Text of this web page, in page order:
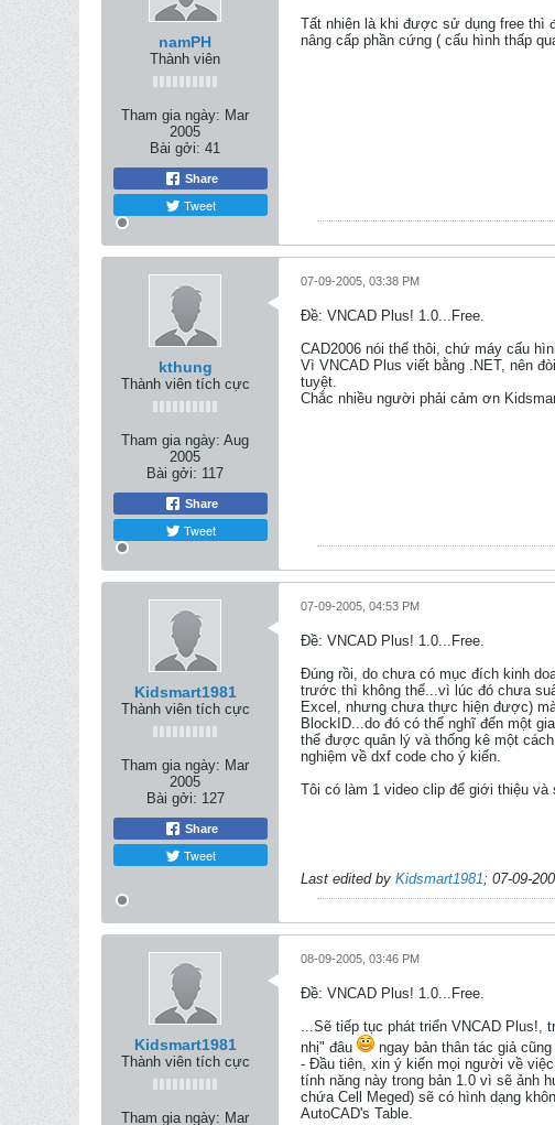
namPH
Thành viên
Tham gia ngày: Mar
2005
Bài gởi: 41
Share
Tweet
Tất nhiên là khi được sử dụng free thì
nâng cấp phần cứng ( cấu hình thấp
kthung
Thành viên tích cực
Tham gia ngày: Aug
2005
Bài gởi: 117
Share
Tweet
07-09-2005, 03:38 PM
Ðề: VNCAD Plus! 1.0...Free.
CAD2006 nói thế thôi, chứ máy cấu
Vì VNCAD Plus viết bằng .NET, nên
tuyệt.
Chắc nhiều người phải cảm ơn
Kidsmart1981
Thành viên tích cực
Tham gia ngày: Mar
2005
Bài gởi: 127
Share
Tweet
07-09-2005, 04:53 PM
Ðề: VNCAD Plus! 1.0...Free.
Đúng rồi, do chưa có mục đích kinh
trước thì không thể...vì lúc đó chưa
Excel, nhưng chưa thực hiện được)
BlockID...do đó có thể nghĩ đến một
thể được quản lý và thống kê một
nghiệm về dxf code cho ý kiến.
Tôi có làm 1 video clip để giới thiệu
Last edited by Kidsmart1981; 07-09-
Kidsmart1981
Thành viên tích cực
Tham gia ngày: Mar
08-09-2005, 03:46 PM
Ðề: VNCAD Plus! 1.0...Free.
...Sẽ tiếp tục phát triển VNCAD Plus!,
nhị" đâu
ngay bản thân tác giả
- Đầu tiên, xin ý kiến mọi người về
tính năng này trong bản 1.0 vì sẽ ảnh
chứa Cell Meged) sẽ có hình dạng
AutoCAD's Table.